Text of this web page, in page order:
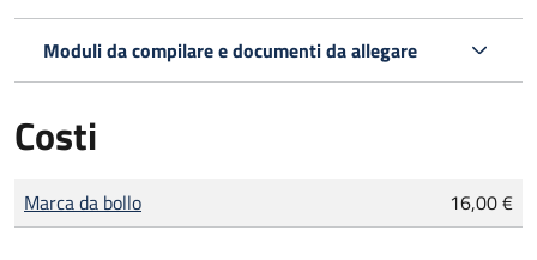
Moduli da compilare e documenti da allegare
Costi
Tipo di pagamento
Importo
Marca da bollo 16,00 €